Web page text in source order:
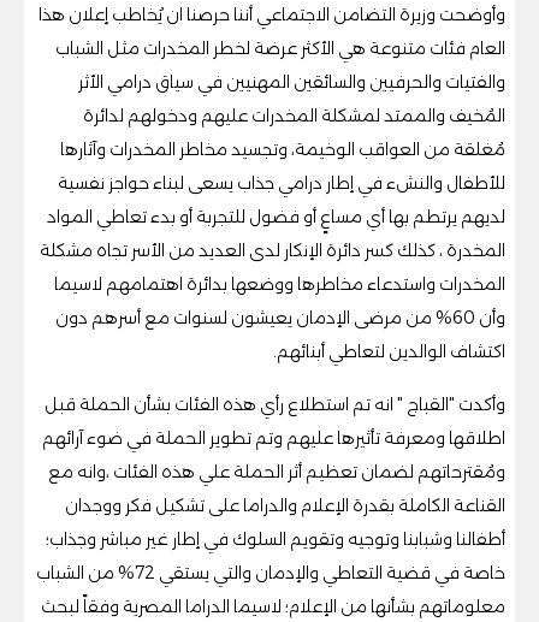
وأوضحت وزيرة التضامن الاجتماعي أننا حرصنا ان يُخاطب إعلان هذا
العام فئات متنوعة هي الأكثر عرضة لخطر المخدرات مثل الشباب
والفتيات والحرفيين والسائقين المهنيين في سياق درامي الأثر
المُخيف والممتد لمشكلة المخدرات عليهم ودخولهم لدائرة
مُغلقة من العواقب الوخيمة، وتجسيد مخاطر المخدرات وآثارها
للأطفال والنشء في إطار درامي جذاب يسعى لبناء حواجز نفسية
لديهم يرتطم بها أي مساعٍ أو فضول للتجربة أو بدء تعاطي المواد
المخدرة ، كذلك كسر دائرة الإنكار لدى العديد من الأسر تجاه مشكلة
المخدرات واستدعاء مخاطرها ووضعها بدائرة اهتمامهم لاسيما
وأن 60% من مرضى الإدمان يعيشون لسنوات مع أسرهم دون
اكتشاف الوالدين لتعاطي أبنائهم.
وأكدت "القباج " انه تم استطلاع رأي هذه الفئات بشأن الحملة قبل
اطلاقها ومعرفة تأثيرها عليهم وتم تطوير الحملة في ضوء آرائهم
ومُقترحاتهم لضمان تعظيم أثر الحملة علي هذه الفئات ،وانه مع
القناعة الكاملة بقدرة الإعلام والدراما على تشكيل فكر ووجدان
أطفالنا وشبابنا وتوجيه وتقويم السلوك في إطار غير مباشر وجذاب؛
خاصة في قضية التعاطي والإدمان والتي يستقي 72% من الشباب
معلوماتهم بشأنها من الإعلام؛ لاسيما الدراما المصرية وفقاً لبحث